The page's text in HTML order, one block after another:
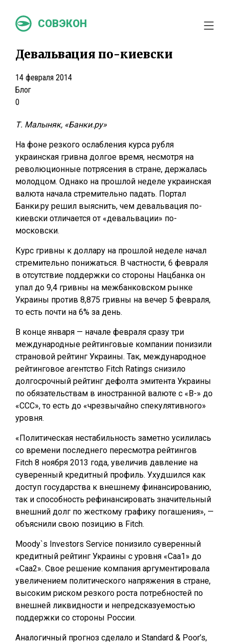
СОВЭКОН
Девальвация по-киевски
14 февраля 2014
Блог
0
Т. Малыняк, «Банки.ру»
На фоне резкого ослабления курса рубля
украинская гривна долгое время, несмотря на
революционные потрясения в стране, держалась
молодцом. Однако на прошлой неделе украинская
валюта начала стремительно падать. Портал
Банки.ру решил выяснить, чем девальвация по-
киевски отличается от «девальвации» по-
московски.
Курс гривны к доллару на прошлой неделе начал
стремительно понижаться. В частности, 6 февраля
в отсутствие поддержки со стороны Нацбанка он
упал до 9,4 гривны на межбанковском рынке
Украины против 8,875 гривны на вечер 5 февраля,
то есть почти на 6% за день.
В конце января — начале февраля сразу три
международные рейтинговые компании понизили
страновой рейтинг Украины. Так, международное
рейтинговое агентство Fitch Ratings снизило
долгосрочный рейтинг дефолта эмитента Украины
по обязательствам в иностранной валюте с «В-» до
«ССС», то есть до «чрезвычайно спекулятивного»
уровня.
«Политическая нестабильность заметно усилилась
со времени последнего пересмотра рейтингов
Fitch 8 ноября 2013 года, увеличив давление на
суверенный кредитный профиль. Ухудшился как
доступ государства к внешнему финансированию,
так и способность рефинансировать значительный
внешний долг по жесткому графику погашения», —
объяснили свою позицию в Fitch.
Moody`s Investors Service понизило суверенный
кредитный рейтинг Украины с уровня «Caa1» до
«Caa2». Свое решение компания аргументировала
увеличением политического напряжения в стране,
высоким риском резкого роста потребностей по
внешней ликвидности и непредсказуемостью
поддержки со стороны России.
Аналогичный прогноз сделало и Standard & Poor’s,